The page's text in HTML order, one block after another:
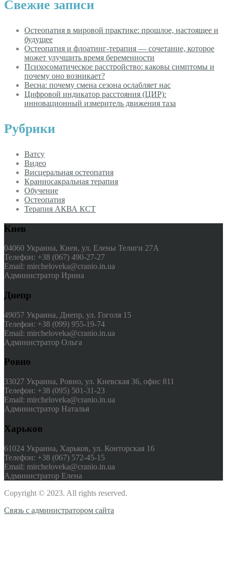
Свежие записи
Остеопатия в мировой практике: прошлое, настоящее и
будущее
Остеопатия и флоатинг-терапия — сочетание, которое
может улучшить время беременности
Психосоматическое расстройство: каковы симптомы и
почему оно возникает?
Весна: почему смена сезона ослабляет нас
Цифровой индикатор расстояния (ЦИР):
инновационный измеритель движения таза
Рубрики
Ватсу
Видео
Висцеральная остеопатия
Краниосакральная терапия
Обучение
Остеопатия
Терапия АКВА КСТ
Киев
04060 Украина, Киев, ул. Елены Телиги 27А
Телефон: +38 (067) 490-27-27
Email: mircheloveka@cranio.in.ua
Администратор Ирина
Днепр
49057 Украина, Днепр, ул. Гоголя 15
Телефон: +38 (099) 955-19-74
Email: mircheloveka@cranio.in.ua
Администратор Ольга
Ровно
33027 Украина, Ровно, ул. Киевская 36, офис 811
Телефон: +38 (095) 501-31-23
Email: mircheloveka@cranio.in.ua
Администратор Наталья
Харьков
61024 Украина, Харьков, ул. Конторская 16
Телефон: +38 (067) 572-45-15
Email: mircheloveka@cranio.in.ua
Администратор Елена
Copyright © 2023. All rights reserved.
Связь с администратором сайта